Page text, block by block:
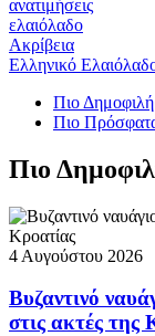
ανατιμήσεις
ελαιόλαδο
Ακρίβεια
Ελληνικό
Πιο Δημοφιλή
Πιο
Πιο
4 Αυγούστου 2026
Βυζαντινό
στις ακτές της